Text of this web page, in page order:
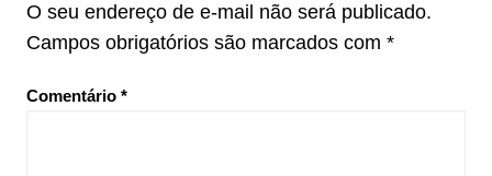
O seu endereço de e-mail não será publicado.
Campos obrigatórios são marcados com *
Comentário *